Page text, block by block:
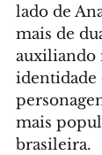
lado de
mais de
auxiliando
identidade
mais
brasileira.